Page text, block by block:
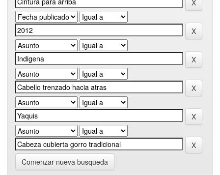
Comenzar nueva busqueda